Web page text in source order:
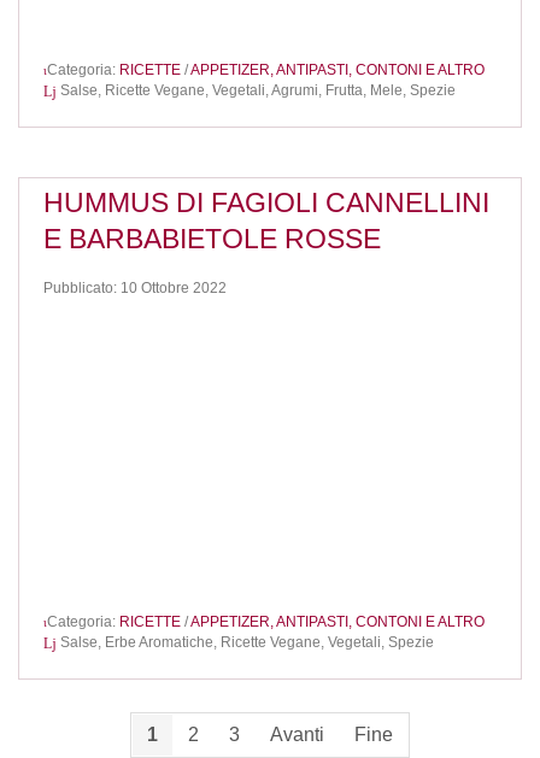
Categoria: RICETTE /APPETIZER, ANTIPASTI, CONTONI E ALTRO
Salse, Ricette Vegane, Vegetali,Agrumi, Frutta, Mele, Spezie
HUMMUS DI FAGIOLI CANNELLINI
E BARBABIETOLE ROSSE
Pubblicato: 10 Ottobre 2022
Categoria: RICETTE /APPETIZER, ANTIPASTI, CONTONI E ALTRO
Salse, Erbe Aromatiche, Ricette Vegane, Vegetali, Spezie
1 2 3 Avanti Fine